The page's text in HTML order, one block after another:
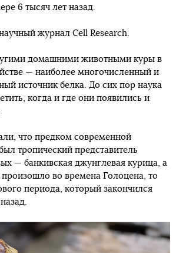
6 тысяч лет назад.
журнал Cell Research.
домашними животными куры в
— наиболее многочисленный и
источник белка. До сих пор наука
когда и где они появились и
что предком современной
тропический представитель
— банкивская джунглевая курица, а
во времена Голоцена, то
периода, который закончился